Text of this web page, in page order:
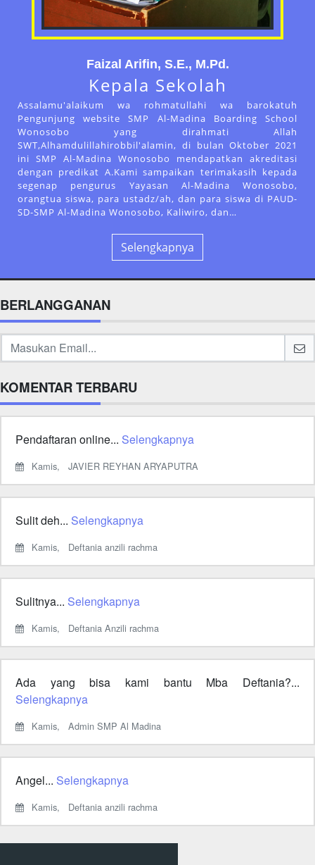
Faizal Arifin, S.E., M.Pd.
Kepala Sekolah
Assalamu'alaikum wa rohmatullahi wa barokatuh
Pengunjung website SMP Al-Madina Boarding School
Wonosobo yang dirahmati Allah
SWT,Alhamdulillahirobbil'alamin, di bulan Oktober 2021
ini SMP Al-Madina Wonosobo mendapatkan akreditasi
dengan predikat A.Kami sampaikan terimakasih kepada
segenap pengurus Yayasan Al-Madina Wonosobo,
orangtua siswa, para ustadz/ah, dan para siswa di PAUD-
SD-SMP Al-Madina Wonosobo, Kaliwiro, dan…
Selengkapnya
BERLANGGANAN
KOMENTAR TERBARU
Pendaftaran online... Selengkapnya
Kamis, JAVIER REYHAN ARYAPUTRA
Sulit deh... Selengkapnya
Kamis, Deftania anzili rachma
Sulitnya... Selengkapnya
Kamis, Deftania Anzili rachma
Ada yang bisa kami bantu Mba Deftania?...
Selengkapnya
Kamis, Admin SMP Al Madina
Angel... Selengkapnya
Kamis, Deftania anzili rachma